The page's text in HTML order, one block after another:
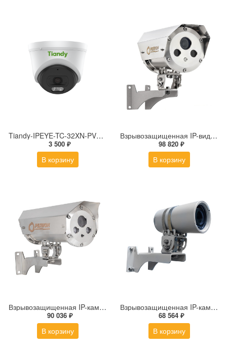
Tiandy-IPEYE-TC-32XN-PVZ 2Мп купольная «турель» IP камера с фиксированным объективом, серия SPARK со встроенным агентом IPEYE для ПВЗ
3 500 ₽
В корзину
Взрывозащищенная IP-видеокамера Релион Релион-Exd-Н-100-ИК-IP5Мп2.8mm-PoE-МК-TR
98 820 ₽
В корзину
Взрывозащищенная IP-камера Релион Релион-Exd-Н-150-ИК-IP2Мп2.8mm-220-С-TR
90 036 ₽
В корзину
Взрывозащищенная IP-камера Релион-Exd-М-50-ИК-IP4Мп3.6mm-PoE-TR
68 564 ₽
В корзину